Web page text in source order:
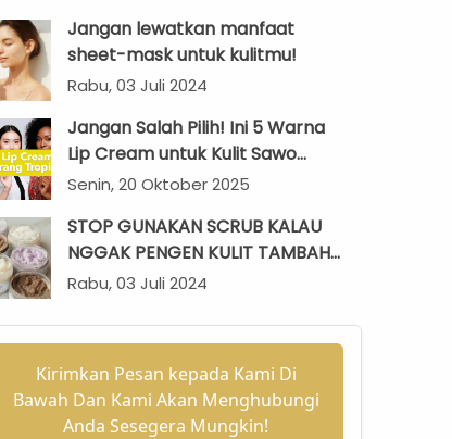
Jangan lewatkan manfaat
sheet-mask untuk kulitmu!
Rabu, 03 Juli 2024
Jangan Salah Pilih! Ini 5 Warna
Lip Cream untuk Kulit Sawo
Matang yang Sempurna di Iklim
Senin, 20 Oktober 2025
STOP GUNAKAN SCRUB KALAU
NGGAK PENGEN KULIT TAMBAH
CERAH
Rabu, 03 Juli 2024
Kirimkan Pesan kepada Kami Di
Bawah Dan Kami Akan Menghubungi
Anda Sesegera Mungkin!